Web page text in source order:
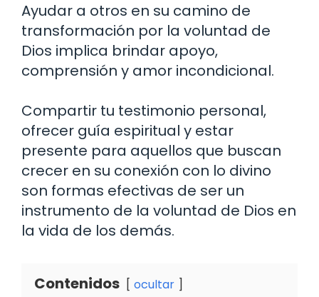
Ayudar a otros en su camino de
transformación por la voluntad de
Dios implica brindar apoyo,
comprensión y amor incondicional.
Compartir tu testimonio personal,
ofrecer guía espiritual y estar
presente para aquellos que buscan
crecer en su conexión con lo divino
son formas efectivas de ser un
instrumento de la voluntad de Dios en
la vida de los demás.
Contenidos ocultar